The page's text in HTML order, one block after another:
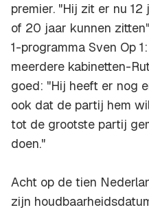
premier. "Hij zit er nu
of 20 jaar kunnen
1-programma Sven Op
meerdere kabinetten-
goed: "Hij heeft er nog
ook dat de partij hem
tot de grootste partij
doen."
Acht op de tien
zijn